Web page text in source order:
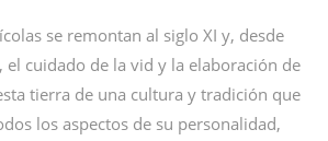
se remontan al siglo XI y, desde
el cuidado de la vid y la elaboración de
tierra de una cultura y tradición que
los aspectos de su personalidad,